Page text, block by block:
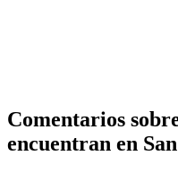
Comentarios
encuentran en